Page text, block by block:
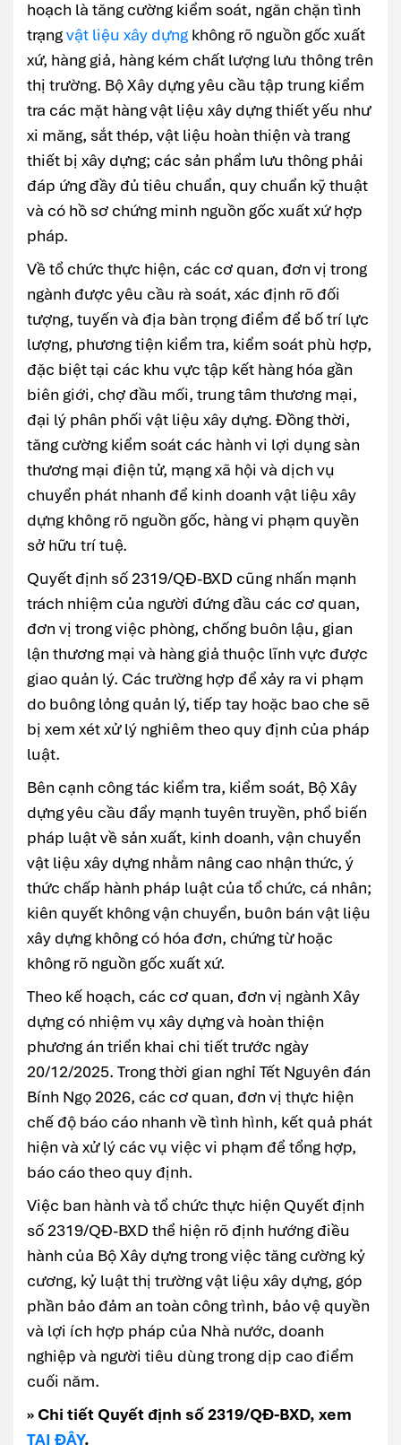
hoạch là tăng cường kiểm soát, ngăn chặn tình
trạngvật liệu xây dựng không rõ nguồn gốc xuất
xứ, hàng giả, hàng kém chất lượng lưu thông trên
thị trường. Bộ Xây dựng yêu cầu tập trung kiểm
tra các mặt hàng vật liệu xây dựng thiết yếu như
xi măng, sắt thép, vật liệu hoàn thiện và trang
thiết bị xây dựng; các sản phẩm lưu thông phải
đáp ứng đầy đủ tiêu chuẩn, quy chuẩn kỹ thuật
và có hồ sơ chứng minh nguồn gốc xuất xứ hợp
pháp.
Về tổ chức thực hiện, các cơ quan, đơn vị trong
ngành được yêu cầu rà soát, xác định rõ đối
tượng, tuyến và địa bàn trọng điểm để bố trí lực
lượng, phương tiện kiểm tra, kiểm soát phù hợp,
đặc biệt tại các khu vực tập kết hàng hóa gần
biên giới, chợ đầu mối, trung tâm thương mại,
đại lý phân phối vật liệu xây dựng. Đồng thời,
tăng cường kiểm soát các hành vi lợi dụng sàn
thương mại điện tử, mạng xã hội và dịch vụ
chuyển phát nhanh để kinh doanh vật liệu xây
dựng không rõ nguồn gốc, hàng vi phạm quyền
sở hữu trí tuệ.
Quyết định số 2319/QĐ-BXD cũng nhấn mạnh
trách nhiệm của người đứng đầu các cơ quan,
đơn vị trong việc phòng, chống buôn lậu, gian
lận thương mại và hàng giả thuộc lĩnh vực được
giao quản lý. Các trường hợp để xảy ra vi phạm
do buông lỏng quản lý, tiếp tay hoặc bao che sẽ
bị xem xét xử lý nghiêm theo quy định của pháp
luật.
Bên cạnh công tác kiểm tra, kiểm soát, Bộ Xây
dựng yêu cầu đẩy mạnh tuyên truyền, phổ biến
pháp luật về sản xuất, kinh doanh, vận chuyển
vật liệu xây dựng nhằm nâng cao nhận thức, ý
thức chấp hành pháp luật của tổ chức, cá nhân;
kiên quyết không vận chuyển, buôn bán vật liệu
xây dựng không có hóa đơn, chứng từ hoặc
không rõ nguồn gốc xuất xứ.
Theo kế hoạch, các cơ quan, đơn vị ngành Xây
dựng có nhiệm vụ xây dựng và hoàn thiện
phương án triển khai chi tiết trước ngày
20/12/2025. Trong thời gian nghỉ Tết Nguyên đán
Bính Ngọ 2026, các cơ quan, đơn vị thực hiện
chế độ báo cáo nhanh về tình hình, kết quả phát
hiện và xử lý các vụ việc vi phạm để tổng hợp,
báo cáo theo quy định.
Việc ban hành và tổ chức thực hiện Quyết định
số 2319/QĐ-BXD thể hiện rõ định hướng điều
hành của Bộ Xây dựng trong việc tăng cường kỷ
cương, kỷ luật thị trường vật liệu xây dựng, góp
phần bảo đảm an toàn công trình, bảo vệ quyền
và lợi ích hợp pháp của Nhà nước, doanh
nghiệp và người tiêu dùng trong dịp cao điểm
cuối năm.
» Chi tiết Quyết định số 2319/QĐ-BXD, xem
TẠI ĐÂY.